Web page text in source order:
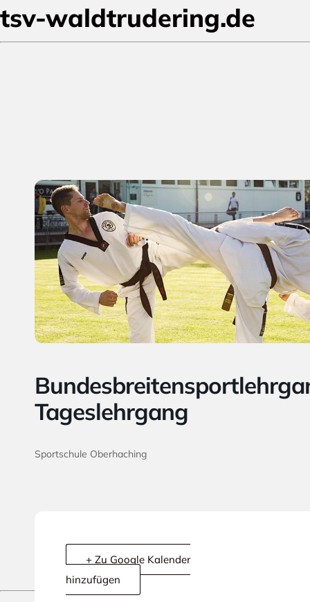
tsv-waldtrudering.de
Tageslehrgang
Sportschule Oberhaching
+ Zu Google Kalender
hinzufügen